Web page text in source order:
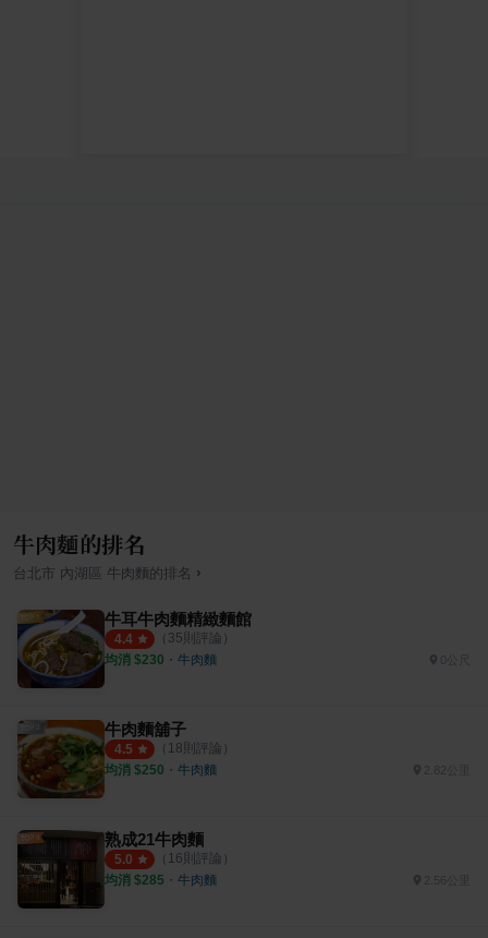
牛肉麵的排名
台北市 內湖區 牛肉麵的排名 ›
牛耳牛肉麵精緻麵館
4.4 （ 35則評論）
均消 $230 ・ 牛肉麵
牛肉麵舖子
4.5 （ 18則評論）
均消 $250 ・ 牛肉麵 2.82公里
熟成21牛肉麵
5.0 （ 16則評論）
均消 $285 ・ 牛肉麵 2.56公里